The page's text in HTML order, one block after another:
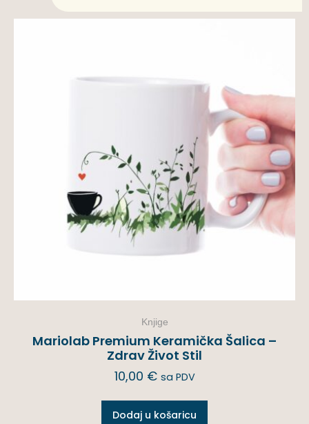
Knjige
Mariolab Premium Keramička Šalica –
Zdrav Život Stil
10,00 € sa PDV
Dodaj u košaricu